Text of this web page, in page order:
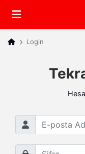
Login
E-posta Adresi
Şifre